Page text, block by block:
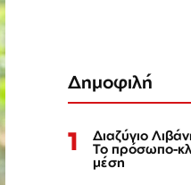
Δημοφιλή
1 Διαζύγιο
Το πρόσωπο-
μέση